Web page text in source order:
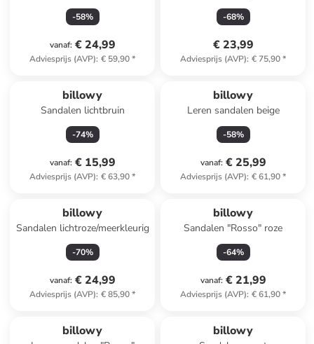
-58%
vanaf: € 24,99
Adviesprijs (AVP): € 59,90*
-68%
€ 23,99
Adviesprijs (AVP): € 75,90*
billowy
Sandalen lichtbruin
-74%
vanaf: € 15,99
Adviesprijs (AVP): € 63,90*
billowy
Leren sandalen beige
-58%
vanaf: € 25,99
Adviesprijs (AVP): € 61,90*
billowy
Sandalen lichtroze/meerkleurig
-70%
vanaf: € 24,99
Adviesprijs (AVP): € 85,90*
billowy
Sandalen "Rosso" roze
-64%
vanaf: € 21,99
Adviesprijs (AVP): € 61,90*
billowy billowy